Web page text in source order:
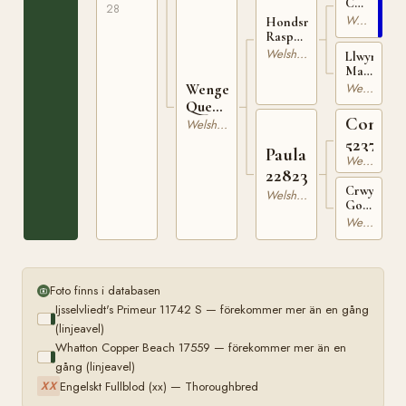
28
Wengelo's
Queeny
27546Welsh Partbred
Hondsrug
Raspoetin
STB-BWelshponny
Paula
22823
Welsh Partbred
Copper
Beach
Welshponny
Llwynygog
Magic
WSBWelshponny
5237
Welsh Partbred
Crwydryn
Gowyll
WSBWelshponny
Foto finns i databasen
Ijsselvliedt's Primeur 11742 S — förekommer mer än en gång
(linjeavel)
Whatton Copper Beach 17559 — förekommer mer än en
gång (linjeavel)
XX Engelskt Fullblod (xx) — Thoroughbred